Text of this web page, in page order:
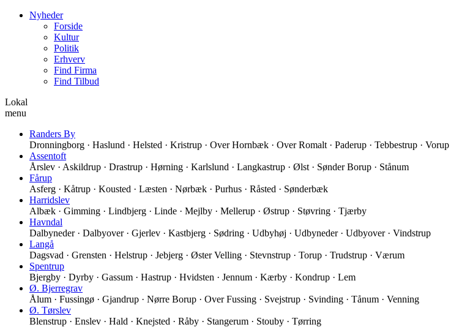
Nyheder
Forside
Kultur
Politik
Erhverv
Find Firma
Find Tilbud
Lokal
menu
Randers By
Dronningborg · Haslund · Helsted · Kristrup · Over Hornbæk · Over Romalt · Paderup · Tebbestrup · Vorup
Assentoft
Årslev · Askildrup · Drastrup · Hørning · Karlslund · Langkastrup · Ølst · Sønder Borup · Stånum
Fårup
Asferg · Kåtrup · Kousted · Læsten · Nørbæk · Purhus · Råsted · Sønderbæk
Harridslev
Albæk · Gimming · Lindbjerg · Linde · Mejlby · Mellerup · Østrup · Støvring · Tjærby
Havndal
Dalbyneder · Dalbyover · Gjerlev · Kastbjerg · Sødring · Udbyhøj · Udbyneder · Udbyover · Vindstrup
Langå
Dagsvad · Grensten · Helstrup · Jebjerg · Øster Velling · Stevnstrup · Torup · Trudstrup · Værum
Spentrup
Bjergby · Dyrby · Gassum · Hastrup · Hvidsten · Jennum · Kærby · Kondrup · Lem
Ø. Bjerregrav
Ålum · Fussingø · Gjandrup · Nørre Borup · Over Fussing · Svejstrup · Svinding · Tånum · Venning
Ø. Tørslev
Blenstrup · Enslev · Hald · Knejsted · Råby · Stangerum · Stouby · Tørring